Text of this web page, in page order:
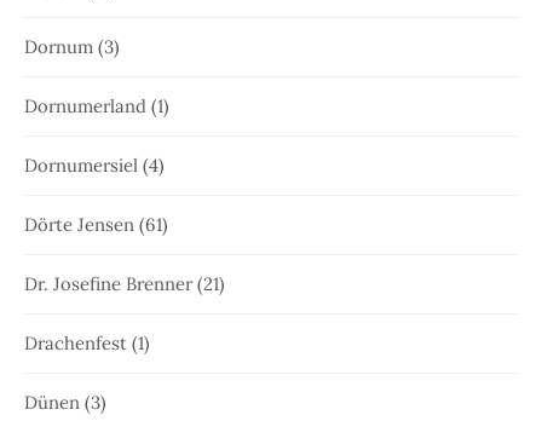
Dornum (3)
Dornumerland (1)
Dornumersiel (4)
Dörte Jensen (61)
Dr. Josefine Brenner(21)
Drachenfest (1)
Dünen (3)